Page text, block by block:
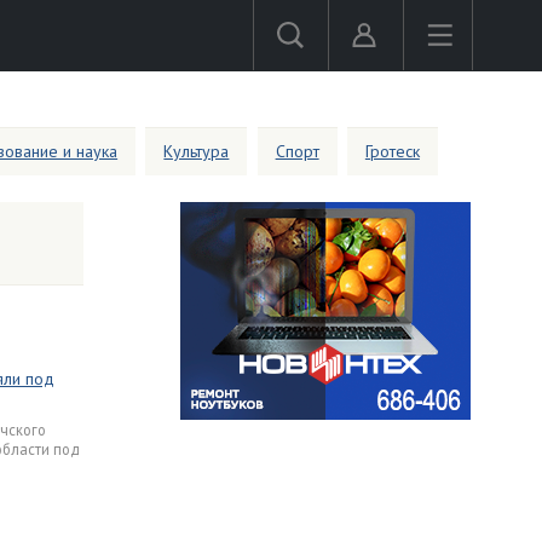
и наука Культура Спорт Гротеск
под
под